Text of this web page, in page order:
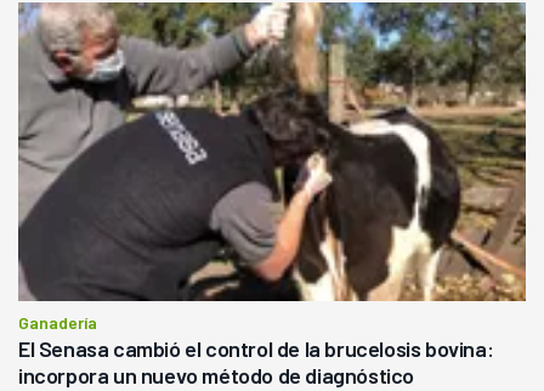
Ganadería
El Senasa cambió el control de la brucelosis bovina:
incorpora un nuevo método de diagnóstico